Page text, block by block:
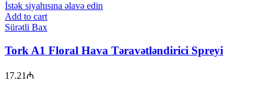
İstək siyahısına əlavə edin
Add to cart
Sürətli Bax
Tork A1 Floral Hava Təravətləndirici Spreyi
17.21 ₼